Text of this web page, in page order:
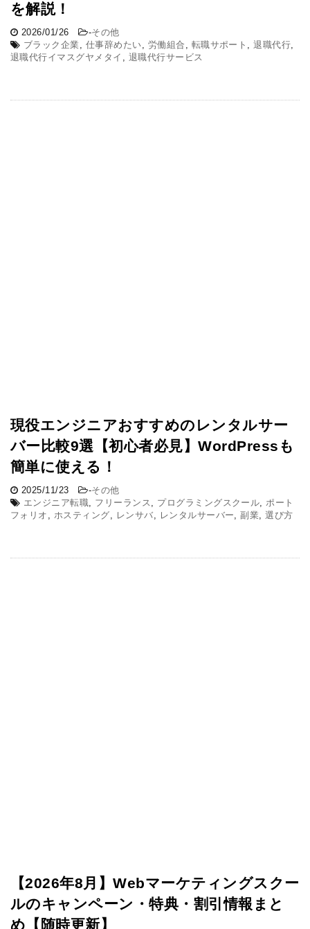
を解説！
2026/01/26 -その他
ブラック企業 , 仕事辞めたい, 労働組合 , 転職サポート ,退職代行,
退職代行イマスグヤメタイ , 退職代行サービス
現役エンジニアおすすめのレンタルサー
バー比較9選【初心者必見】WordPressも
簡単に使える！
2025/11/23 -その他
エンジニア転職, フリーランス , プログラミングスクール,ポート
フォリオ , ホスティング, レンサバ, レンタルサーバー,副業,選び方
【2026年8月】Webマーケティングスクー
ルのキャンペーン・特典・割引情報まと
め【随時更新】